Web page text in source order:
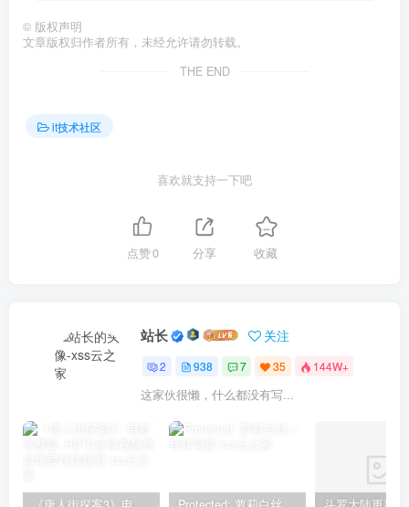
© 版权声明
文章版权归作者所有，未经允许请勿转载。
THE END
it技术社区
喜欢就支持一下吧
点赞0 分享 收藏
站长 关注
2 938 7 35 144W+
这家伙很懒，什么都没有写...